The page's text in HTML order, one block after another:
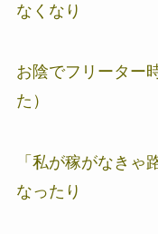
なくなり
お陰でフリーター
た）
「私が稼がなきゃ
なったり